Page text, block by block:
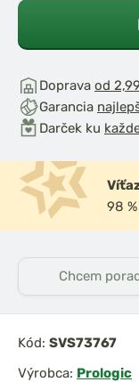
Doprava od
Garancia
Darček ku
98
Chcem
Kód: SVS73767
Výrobca: Prologic